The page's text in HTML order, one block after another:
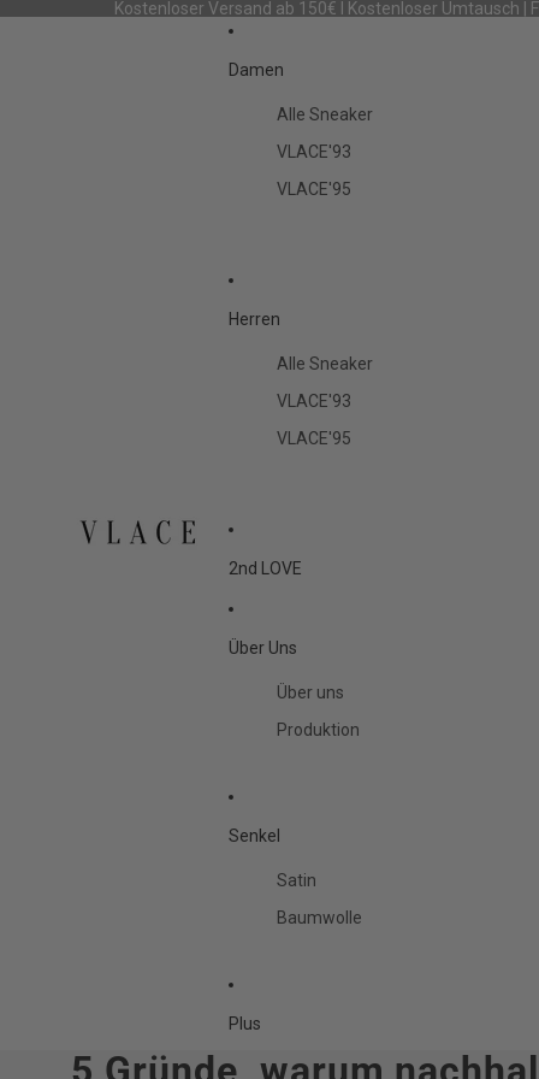
Kostenloser Versand ab 150€ I Kostenloser Umtausch |
Damen
Alle Sneaker
VLACE'93
VLACE'95
Herren
Alle Sneaker
VLACE'93
VLACE'95
2nd LOVE
Über Uns
Über uns
Produktion
Senkel
Satin
Baumwolle
Plus